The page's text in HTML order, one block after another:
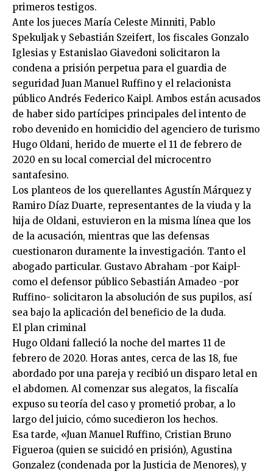
primeros testigos.
Ante los jueces María Celeste Minniti, Pablo
Spekuljak y Sebastián Szeifert, los fiscales Gonzalo
Iglesias y Estanislao Giavedoni solicitaron la
condena a prisión perpetua para el guardia de
seguridad Juan Manuel Ruffino y el relacionista
público Andrés Federico Kaipl. Ambos están acusados
de haber sido partícipes principales del intento de
robo devenido en homicidio del agenciero de turismo
Hugo Oldani, herido de muerte el 11 de febrero de
2020 en su local comercial del microcentro
santafesino.
Los planteos de los querellantes Agustín Márquez y
Ramiro Díaz Duarte, representantes de la viuda y la
hija de Oldani, estuvieron en la misma línea que los
de la acusación, mientras que las defensas
cuestionaron duramente la investigación. Tanto el
abogado particular. Gustavo Abraham -por Kaipl-
como el defensor público Sebastián Amadeo -por
Ruffino- solicitaron la absolución de sus pupilos, así
sea bajo la aplicación del beneficio de la duda.
El plan criminal
Hugo Oldani falleció la noche del martes 11 de
febrero de 2020. Horas antes, cerca de las 18, fue
abordado por una pareja y recibió un disparo letal en
el abdomen. Al comenzar sus alegatos, la fiscalía
expuso su teoría del caso y prometió probar, a lo
largo del juicio, cómo sucedieron los hechos.
Esa tarde, «Juan Manuel Ruffino, Cristian Bruno
Figueroa (quien se suicidó en prisión), Agustina
Gonzalez (condenada por la Justicia de Menores), y